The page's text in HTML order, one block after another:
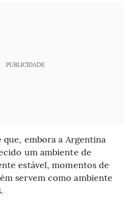
PUBLICIDADE
que, embora a Argentina
um ambiente de
estável, momentos de
servem como ambiente